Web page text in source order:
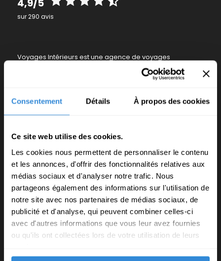
Consentement Détails À propos des cookies
Ce site web utilise des cookies.
Les cookies nous permettent de personnaliser le contenu
et les annonces, d'offrir des fonctionnalités relatives aux
médias sociaux et d'analyser notre trafic. Nous
partageons également des informations sur l'utilisation de
notre site avec nos partenaires de médias sociaux, de
publicité et d'analyse, qui peuvent combiner celles-ci
avec d'autres informations que vous leur avez fournies
ou qu'ils ont collectées lors de votre utilisation de leurs
4,9/5
sur 290 avis
Voyages Intérieurs est une agence de voyages
proposant depuis plus de trente cinq ans des circuits
pour accompagner tous ceux qui souhaitent cheminer en
Recevez notre Newsletter
NOS VOYAGES THÉMATIQUES
Voyages de méditation